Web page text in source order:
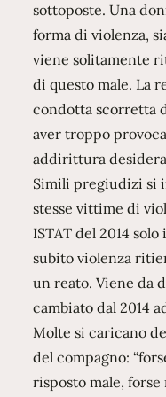
sottoposte. Una
forma di violenza,
viene solitamente
di questo male. La
condotta scorretta
aver troppo
addirittura
Simili pregiudizi si
stesse vittime di
ISTAT del 2014
subito violenza
un reato. Viene da
cambiato dal 2014
Molte si caricano
del compagno:
risposto male,